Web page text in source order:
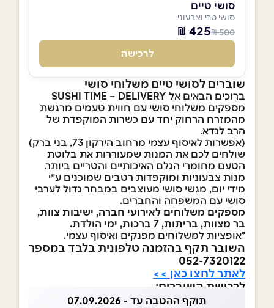
סושי טיים
סושי טרי וצבעוני
500 ₪
425 ₪
לרכישה
שוברים לסושי טיים משלוחי סושי
ברוכים הבאים אל SUSHI TIME – DELIVERY
מספקים משלוחי סושי עם חווית טעמים מרגשת
מהמזרח הרחוק יחד עם כשרות המוקפדת של
הרב לנדא.
(אפשרות לאיסוף עצמי מרחוב הירקון 73, בני ברק)
שולחים לכם את המנות שמעוררות את בלוטת
הטעם מחומרי הגלם האיכותיים והטריים ביותר.
מנות צבעוניות ומוקפדות רטבים שמוכנים ע״י
מידי יום, מגשי סושי מעוצבים במבחר גדול לערבי
סושי עם המשפחה והחברים.
מספקים משלוחים לאירועי חברה, ישיבות צוות,
בר מצוות, בריתות, 7 ברכות, ימי הולדת
.
*אופציות למשלוחים מפנקים ואיסוף עצמי.
השובר תקף בהזמנה טלפונית בלבד במספר
052-7320122
לאתר לחצו כאן >>
לרכישת השוברים:
תוקף ההטבה עד - 07.09.2026